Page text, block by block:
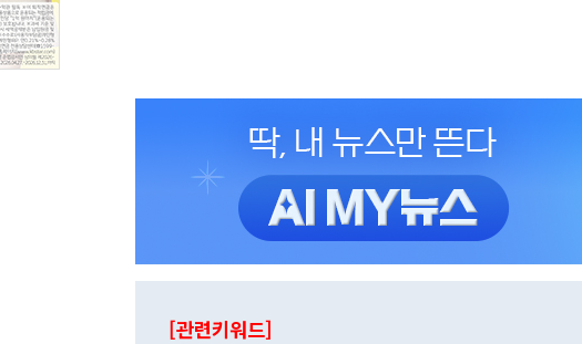
[관련키워드]